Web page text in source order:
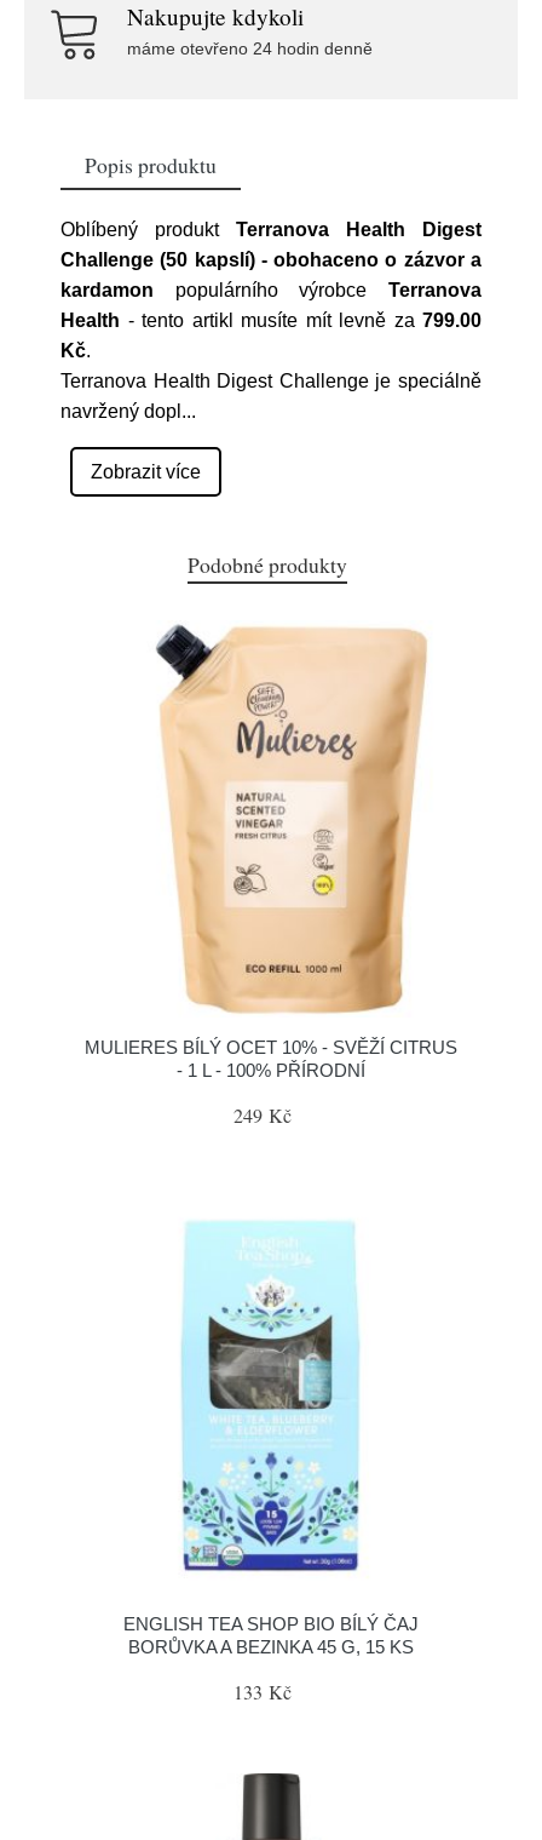
Nakupujte kdykoli
máme otevřeno 24 hodin denně
Popis produktu
Oblíbený produkt Terranova Health Digest
Challenge (50 kapslí) - obohaceno o zázvor a
kardamon populárního výrobce Terranova
Health - tento artikl musíte mít levně za 799.00
Kč.
Terranova Health Digest Challenge je speciálně
navržený dopl ...
Zobrazit více
Podobné produkty
MULIERES BÍLÝ OCET 10% - SVĚŽÍ CITRUS
- 1 L - 100% PŘÍRODNÍ
249 Kč
ENGLISH TEA SHOP BIO BÍLÝ ČAJ
BORŮVKA A BEZINKA 45 G, 15 KS
133 Kč